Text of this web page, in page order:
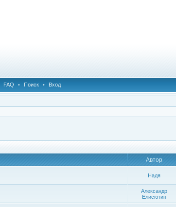
FAQ • Поиск • Вход
Автор
Надя
Александр
Елисютин